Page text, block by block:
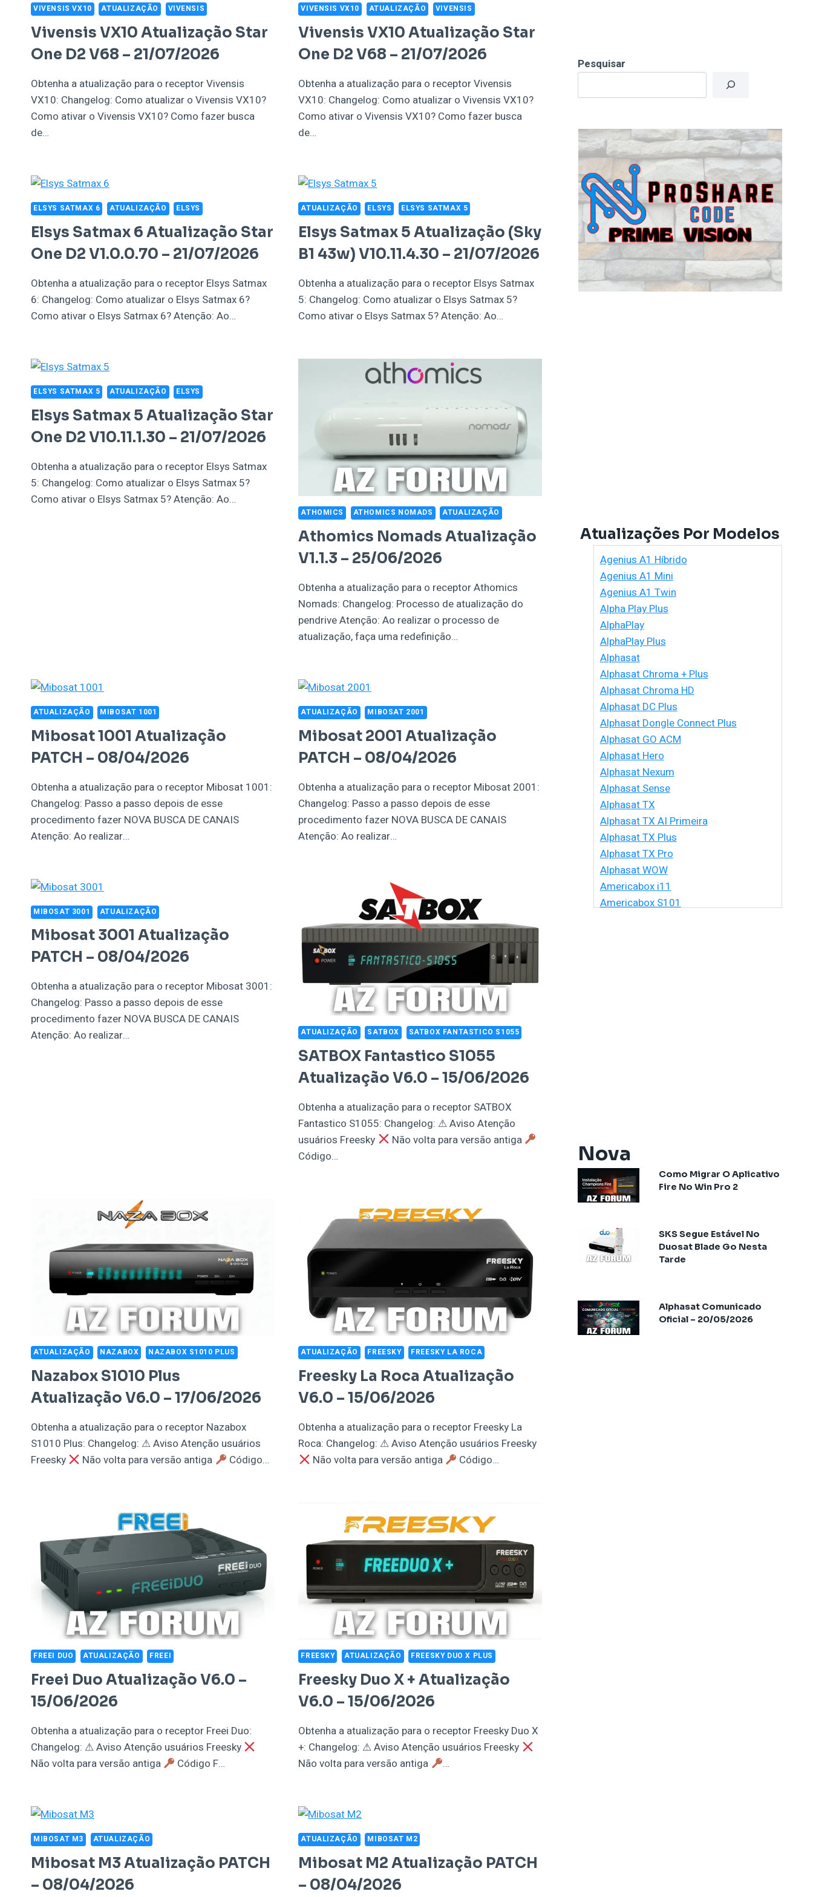
VIVENSIS VX10 ATUALIZAÇÃO VIVENSIS
Vivensis VX10 Atualização Star
One D2 V68 – 21/07/2026
Obtenha a atualização para o receptor Vivensis
VX10: Changelog: Como atualizar o Vivensis VX10?
Como ativar o Vivensis VX10? Como fazer busca
de…
VIVENSIS VX10 ATUALIZAÇÃO VIVENSIS
Vivensis VX10 Atualização Star
One D2 V68 – 21/07/2026
Obtenha a atualização para o receptor Vivensis
VX10: Changelog: Como atualizar o Vivensis VX10?
Como ativar o Vivensis VX10? Como fazer busca
de…
ELSYS SATMAX 6 ATUALIZAÇÃO ELSYS
Elsys Satmax 6 Atualização Star
One D2 V1.0.0.70 – 21/07/2026
Obtenha a atualização para o receptor Elsys Satmax
6: Changelog: Como atualizar o Elsys Satmax 6?
Como ativar o Elsys Satmax 6? Atenção: Ao…
ATUALIZAÇÃO ELSYS ELSYS SATMAX 5
Elsys Satmax 5 Atualização (Sky
B1 43w) V10.11.4.30 – 21/07/2026
Obtenha a atualização para o receptor Elsys Satmax
5: Changelog: Como atualizar o Elsys Satmax 5?
Como ativar o Elsys Satmax 5? Atenção: Ao…
ELSYS SATMAX 5 ATUALIZAÇÃO ELSYS
Elsys Satmax 5 Atualização Star
One D2 V10.11.1.30 – 21/07/2026
Obtenha a atualização para o receptor Elsys Satmax
5: Changelog: Como atualizar o Elsys Satmax 5?
Como ativar o Elsys Satmax 5? Atenção: Ao…
ATHOMICS ATHOMICS NOMADS ATUALIZAÇÃO
Athomics Nomads Atualização
V1.1.3 – 25/06/2026
Obtenha a atualização para o receptor Athomics
Nomads: Changelog: Processo de atualização do
pendrive Atenção: Ao realizar o processo de
atualização, faça uma redefinição…
ATUALIZAÇÃO MIBOSAT 1001
Mibosat 1001 Atualização
PATCH – 08/04/2026
Obtenha a atualização para o receptor Mibosat 1001:
Changelog: Passo a passo depois de esse
procedimento fazer NOVA BUSCA DE CANAIS
Atenção: Ao realizar…
ATUALIZAÇÃO MIBOSAT 2001
Mibosat 2001 Atualização
PATCH – 08/04/2026
Obtenha a atualização para o receptor Mibosat 2001:
Changelog: Passo a passo depois de esse
procedimento fazer NOVA BUSCA DE CANAIS
Atenção: Ao realizar…
MIBOSAT 3001 ATUALIZAÇÃO
Mibosat 3001 Atualização
PATCH – 08/04/2026
Obtenha a atualização para o receptor Mibosat 3001:
Changelog: Passo a passo depois de esse
procedimento fazer NOVA BUSCA DE CANAIS
Atenção: Ao realizar…
ATUALIZAÇÃO SATBOX SATBOX FANTASTICO S1055
SATBOX Fantastico S1055
Atualização V6.0 – 15/06/2026
Obtenha a atualização para o receptor SATBOX
Fantastico S1055: Changelog: ⚠ Aviso Atenção
usuários Freesky
Não volta para versão antiga
Código…
ATUALIZAÇÃO NAZABOX NAZABOX S1010 PLUS
Nazabox S1010 Plus
Atualização V6.0 – 17/06/2026
Obtenha a atualização para o receptor Nazabox
S1010 Plus: Changelog: ⚠ Aviso Atenção usuários
Freesky
Não volta para versão antiga Código…
ATUALIZAÇÃO FREESKY FREESKY LA ROCA
Freesky La Roca Atualização
V6.0 – 15/06/2026
Obtenha a atualização para o receptor Freesky La
Roca: Changelog: ⚠ Aviso Atenção usuários Freesky
Não volta para versão antiga
Código…
FREEI DUO ATUALIZAÇÃO FREEI
Freei Duo Atualização V6.0 –
15/06/2026
Obtenha a atualização para o receptor Freei Duo:
Changelog: ⚠ Aviso Atenção usuários Freesky
Não volta para versão antiga
Código F…
FREESKY ATUALIZAÇÃO FREESKY DUO X PLUS
Freesky Duo X + Atualização
V6.0 – 15/06/2026
Obtenha a atualização para o receptor Freesky Duo X
+: Changelog: ⚠ Aviso Atenção usuários Freesky
Não volta para versão antiga
…
MIBOSAT M3 ATUALIZAÇÃO
Mibosat M3 Atualização PATCH
– 08/04/2026
ATUALIZAÇÃO MIBOSAT M2
Mibosat M2 Atualização PATCH
– 08/04/2026
Pesquisar
Atualizações Por Modelos
Agenius A1 Híbrido
Agenius A1 Mini
Agenius A1 Twin
Alpha Play Plus
AlphaPlay
AlphaPlay Plus
Alphasat
Alphasat Chroma + Plus
Alphasat Chroma HD
Alphasat DC Plus
Alphasat Dongle Connect Plus
Alphasat GO ACM
Alphasat Hero
Alphasat Nexum
Alphasat Sense
Alphasat TX
Alphasat TX AI Primeira
Alphasat TX Plus
Alphasat TX Pro
Alphasat WOW
Americabox i11
Americabox S101
Athomics Aura
Athomics Connect
Athomics Eon
Athomics EX
Athomics i3
Athomics i3 Bold
Athomics Inspire Qi
Athomics Nomads
Athomics S3
Nova
Como Migrar O Aplicativo
Fire No Win Pro 2
SKS Segue Estável No
Duosat Blade Go Nesta
Tarde
Alphasat Comunicado
Oficial – 20/05/2026